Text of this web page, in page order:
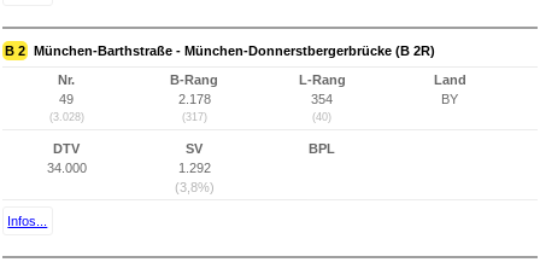
B 2 München-Barthstraße - München-Donnerstbergerbrücke (B 2R)
Nr.
49
(3.028)
B-Rang
2.178
(317)
L-Rang
354
(40)
Land
BY
DTV
34.000
SV
1.292
(3,8%)
BPL
Infos...